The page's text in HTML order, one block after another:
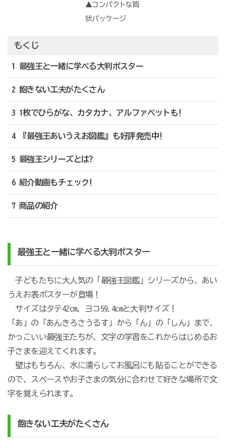
▲コンパクトな筒
状パッケージ
もくじ
1 最強王と一緒に学べる大判ポスター
2 飽きない工夫がたくさん
3 1枚でひらがな、カタカナ、アルファベットも!
4 『最強王あいうえお図鑑』も好評発売中!
5 最強王シリーズとは?
6 紹介動画もチェック!
7 商品の紹介
最強王と一緒に学べる大判ポスター
子どもたちに大人気の「最強王図鑑」シリーズから、あい
うえお表ポスターが登場！
サイズはタテ42cm、ヨコ59.4cmと大判サイズ！
「あ」の「あんきろさうるす」から「ん」の「しん」まで、
かっこいい最強王たちが、文字の学習をこれからはじめるお
子さまを迎えてくれます。
壁はもちろん、水に濡らしてお風呂にも貼ることができる
ので、スペースやお子さまの気分に合わせて好きな場所で文
字を覚えられます。
飽きない工夫がたくさん